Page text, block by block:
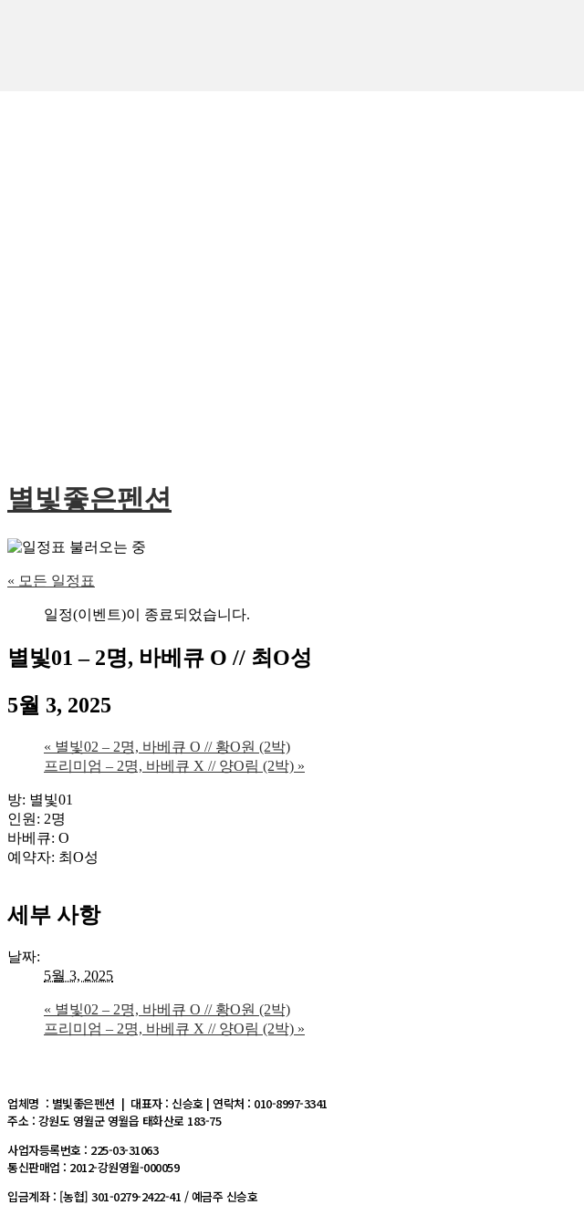
별빛좋은펜션
« 모든 일정표
일정(이벤트)이 종료되었습니다.
별빛01 – 2명, 바베큐 O // 최O성
5월 3, 2025
« 별빛02 – 2명, 바베큐 O // 황O원 (2박)
프리미엄 – 2명, 바베큐 X // 양O림 (2박) »
방: 별빛01
인원: 2명
바베큐: O
예약자: 최O성
세부 사항
날짜:
5월 3, 2025
« 별빛02 – 2명, 바베큐 O // 황O원 (2박)
프리미엄 – 2명, 바베큐 X // 양O림 (2박) »
업체명 : 별빛좋은펜션 | 대표자 : 신승호 | 연락처 : 010-8997-3341
주소 : 강원도 영월군 영월읍 태화산로 183-75
사업자등록번호 : 225-03-31063
통신판매업 : 2012-강원영월-000059
입금계좌 : [농협] 301-0279-2422-41 / 예금주 신승호